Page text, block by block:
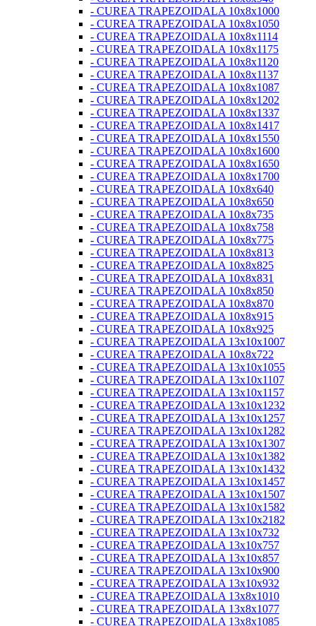
- CUREA TRAPEZOIDALA 10x8x1000
- CUREA TRAPEZOIDALA 10x8x1050
- CUREA TRAPEZOIDALA 10x8x1114
- CUREA TRAPEZOIDALA 10x8x1175
- CUREA TRAPEZOIDALA 10x8x1120
- CUREA TRAPEZOIDALA 10x8x1137
- CUREA TRAPEZOIDALA 10x8x1087
- CUREA TRAPEZOIDALA 10x8x1202
- CUREA TRAPEZOIDALA 10x8x1337
- CUREA TRAPEZOIDALA 10x8x1417
- CUREA TRAPEZOIDALA 10x8x1550
- CUREA TRAPEZOIDALA 10x8x1600
- CUREA TRAPEZOIDALA 10x8x1650
- CUREA TRAPEZOIDALA 10x8x1700
- CUREA TRAPEZOIDALA 10x8x640
- CUREA TRAPEZOIDALA 10x8x650
- CUREA TRAPEZOIDALA 10x8x735
- CUREA TRAPEZOIDALA 10x8x758
- CUREA TRAPEZOIDALA 10x8x775
- CUREA TRAPEZOIDALA 10x8x813
- CUREA TRAPEZOIDALA 10x8x825
- CUREA TRAPEZOIDALA 10x8x831
- CUREA TRAPEZOIDALA 10x8x850
- CUREA TRAPEZOIDALA 10x8x870
- CUREA TRAPEZOIDALA 10x8x915
- CUREA TRAPEZOIDALA 10x8x925
- CUREA TRAPEZOIDALA 13x10x1007
- CUREA TRAPEZOIDALA 10x8x722
- CUREA TRAPEZOIDALA 13x10x1055
- CUREA TRAPEZOIDALA 13x10x1107
- CUREA TRAPEZOIDALA 13x10x1157
- CUREA TRAPEZOIDALA 13x10x1232
- CUREA TRAPEZOIDALA 13x10x1257
- CUREA TRAPEZOIDALA 13x10x1282
- CUREA TRAPEZOIDALA 13x10x1307
- CUREA TRAPEZOIDALA 13x10x1382
- CUREA TRAPEZOIDALA 13x10x1432
- CUREA TRAPEZOIDALA 13x10x1457
- CUREA TRAPEZOIDALA 13x10x1507
- CUREA TRAPEZOIDALA 13x10x1582
- CUREA TRAPEZOIDALA 13x10x2182
- CUREA TRAPEZOIDALA 13x10x732
- CUREA TRAPEZOIDALA 13x10x757
- CUREA TRAPEZOIDALA 13x10x857
- CUREA TRAPEZOIDALA 13x10x900
- CUREA TRAPEZOIDALA 13x10x932
- CUREA TRAPEZOIDALA 13x8x1010
- CUREA TRAPEZOIDALA 13x8x1077
- CUREA TRAPEZOIDALA 13x8x1085